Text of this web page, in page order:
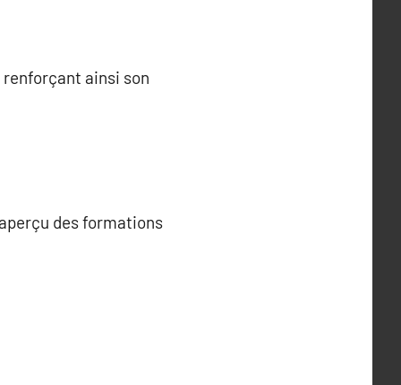
renforçant ainsi son
des formations